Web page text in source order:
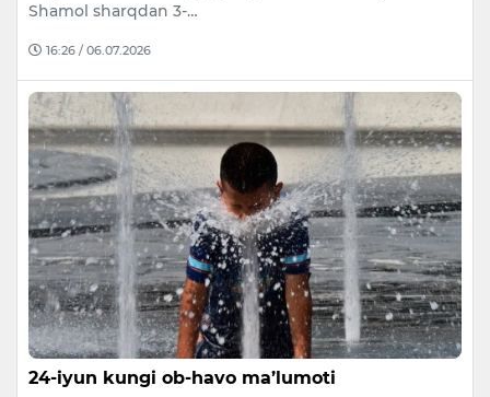
Shamol sharqdan 3-…
16:26 / 06.07.2026
24-iyun kungi ob-havo ma’lumoti